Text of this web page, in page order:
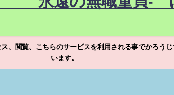
、閲覧、こちらのサービスを利用される事でかろう
います。